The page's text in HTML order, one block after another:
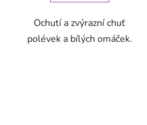
Ochutí a zvýrazní chuť
polévek a bílých omáček.